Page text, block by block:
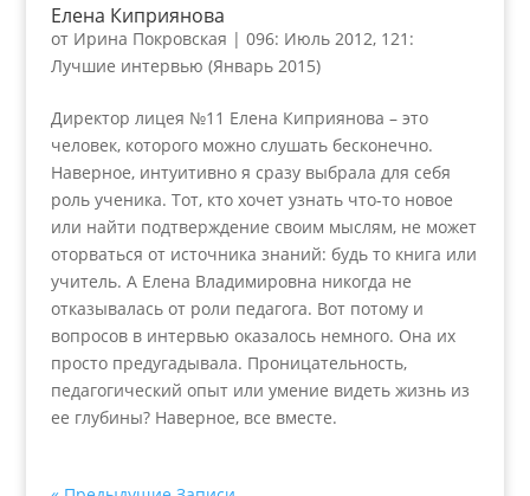
Елена Киприянова
от Ирина Покровская | 096: Июль 2012, 121:
Лучшие интервью (Январь 2015)
Директор лицея №11 Елена Киприянова – это
человек, которого можно слушать бесконечно.
Наверное, интуитивно я сразу выбрала для себя
роль ученика. Тот, кто хочет узнать что-то новое
или найти подтверждение своим мыслям, не может
оторваться от источника знаний: будь то книга или
учитель. А Елена Владимировна никогда не
отказывалась от роли педагога. Вот потому и
вопросов в интервью оказалось немного. Она их
просто предугадывала. Проницательность,
педагогический опыт или умение видеть жизнь из
ее глубины? Наверное, все вместе.